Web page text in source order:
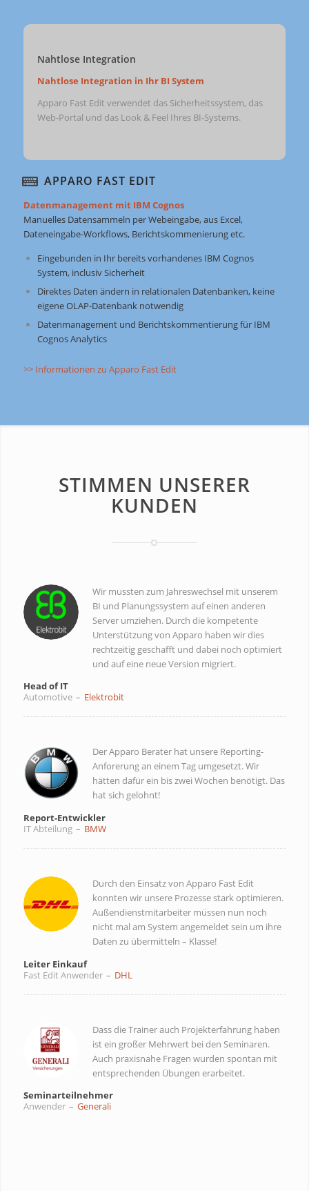
Nahtlose Integration
Nahtlose Integration in Ihr BI System
Apparo Fast Edit verwendet das Sicherheitssystem, das
Web-Portal und das Look & Feel Ihres BI-Systems.
APPARO FAST EDIT
Datenmanagement mit IBM Cognos
Manuelles Datensammeln per Webeingabe, aus Excel,
Dateneingabe-Workflows, Berichtskommenierung etc.
Eingebunden in Ihr bereits vorhandenes IBM Cognos
System, inclusiv Sicherheit
Direktes Daten ändern in relationalen Datenbanken, keine
eigene OLAP-Datenbank notwendig
Datenmanagement und Berichtskommentierung für IBM
Cognos Analytics
>> Informationen zu Apparo Fast Edit
STIMMEN UNSERER
KUNDEN
Wir mussten zum Jahreswechsel mit unserem
BI und Planungssystem auf einen anderen
Server umziehen. Durch die kompetente
Unterstützung von Apparo haben wir dies
rechtzeitig geschafft und dabei noch optimiert
und auf eine neue Version migriert.
Head of IT
Automotive – Elektrobit
Der Apparo Berater hat unsere Reporting-
Anforerung an einem Tag umgesetzt. Wir
hätten dafür ein bis zwei Wochen benötigt. Das
hat sich gelohnt!
Report-Entwickler
IT Abteilung – BMW
Durch den Einsatz von Apparo Fast Edit
konnten wir unsere Prozesse stark optimieren.
Außendienstmitarbeiter müssen nun noch
nicht mal am System angemeldet sein um ihre
Daten zu übermitteln – Klasse!
Leiter Einkauf
Fast Edit Anwender – DHL
Dass die Trainer auch Projekterfahrung haben
ist ein großer Mehrwert bei den Seminaren.
Auch praxisnahe Fragen wurden spontan mit
entsprechenden Übungen erarbeitet.
Seminarteilnehmer
Anwender – Generali